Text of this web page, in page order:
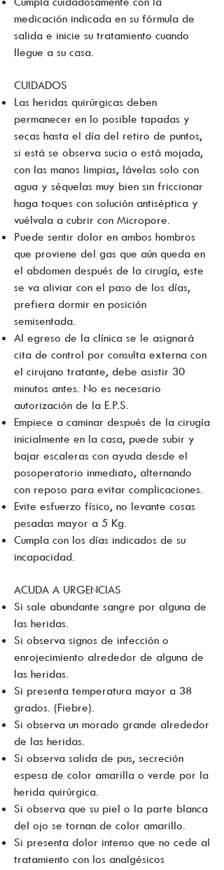
medicación indicada en su fórmula de
salida e inicie su tratamiento cuando
llegue a su casa.
CUIDADOS
Las heridas quirúrgicas deben
permanecer en lo posible tapadas y
secas hasta el día del retiro de puntos,
si está se observa sucia o está mojada,
con las manos limpias, lávelas solo con
agua y séquelas muy bien sin friccionar
haga toques con solución antiséptica y
vuélvala a cubrir con Micropore.
Puede sentir dolor en ambos hombros
que proviene del gas que aún queda en
el abdomen después de la cirugía, este
se va aliviar con el paso de los días,
prefiera dormir en posición
semisentada.
Al egreso de la clínica se le asignará
cita de control por consulta externa con
el cirujano tratante, debe asistir 30
minutos antes. No es necesario
autorización de la E.P.S.
Empiece a caminar después de la cirugía
inicialmente en la casa, puede subir y
bajar escaleras con ayuda desde el
posoperatorio inmediato, alternando
con reposo para evitar complicaciones.
Evite esfuerzo físico, no levante cosas
pesadas mayor a 5 Kg.
Cumpla con los días indicados de su
incapacidad.
ACUDA A URGENCIAS
Si sale abundante sangre por alguna de
las heridas.
Si observa signos de infección o
enrojecimiento alrededor de alguna de
las heridas.
Si presenta temperatura mayor a 38
grados. (Fiebre).
Si observa un morado grande alrededor
de las heridas.
Si observa salida de pus, secreción
espesa de color amarilla o verde por la
herida quirúrgica.
Si observa que su piel o la parte blanca
del ojo se tornan de color amarillo.
Si presenta dolor intenso que no cede al
tratamiento con los analgésicos